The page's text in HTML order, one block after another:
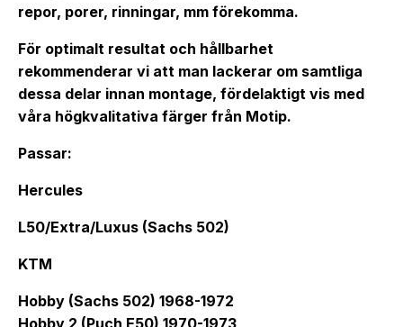
repor, porer, rinningar, mm förekomma.
För optimalt resultat och hållbarhet
rekommenderar vi att man lackerar om samtliga
dessa delar innan montage, fördelaktigt vis med
våra högkvalitativa färger från Motip.
Passar:
Hercules
L50/Extra/Luxus (Sachs 502)
KTM
Hobby (Sachs 502) 1968-1972
Hobby 2 (Puch E50) 1970-1973